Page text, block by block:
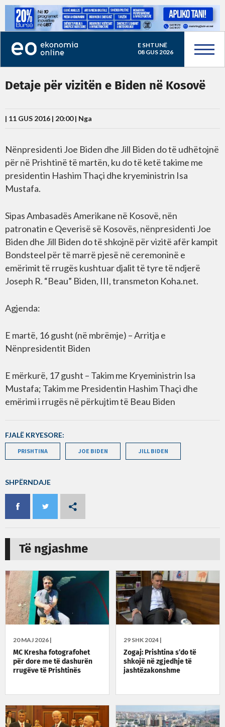
E SHTUNË
08 GUS 2026
Detaje për vizitën e Biden në Kosovë
| 11 GUS 2016 | 20:00 | Nga
Nënpresidenti Joe Biden dhe Jill Biden do të udhëtojnë
për në Prishtinë të martën, ku do të ketë takime me
presidentin Hashim Thaçi dhe kryeministrin Isa
Mustafa.
Sipas Ambasadës Amerikane në Kosovë, nën
patronatin e Qeverisë së Kosovës, nënpresidenti Joe
Biden dhe Jill Biden do të shkojnë për vizitë afër kampit
Bondsteel për të marrë pjesë në ceremoninë e
emërimit të rrugës kushtuar djalit të tyre të ndjerë
Joseph R. “Beau” Biden, III, transmeton Koha.net.
Agjenda:
E martë, 16 gusht (në mbrëmje) – Arritja e
Nënpresidentit Biden
E mërkurë, 17 gusht – Takim me Kryeministrin Isa
Mustafa; Takim me Presidentin Hashim Thaçi dhe
emërimi i rrugës në përkujtim të Beau Biden
FJALË KRYESORE:
PRISHTINA JOE BIDEN JILL BIDEN
SHPËRNDAJE
Të ngjashme
20 MAJ 2026 |
MC Kresha fotografohet
për dore me të dashurën
rrugëve të Prishtinës
29 SHK 2024 |
Zogaj: Prishtina s’do të
shkojë në zgjedhje të
jashtëzakonshme